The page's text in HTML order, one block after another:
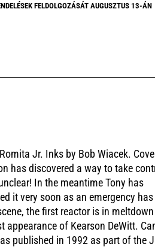
FELDOLGOZÁSÁT AUGUSZTUS 13-ÁN
Jr. Inks by Bob Wiacek.
has discovered a way to take
In the meantime Tony has
it very soon as an emergency has
the first reactor is in meltdown
of Kearson DeWitt.
published in 1992 as part of the